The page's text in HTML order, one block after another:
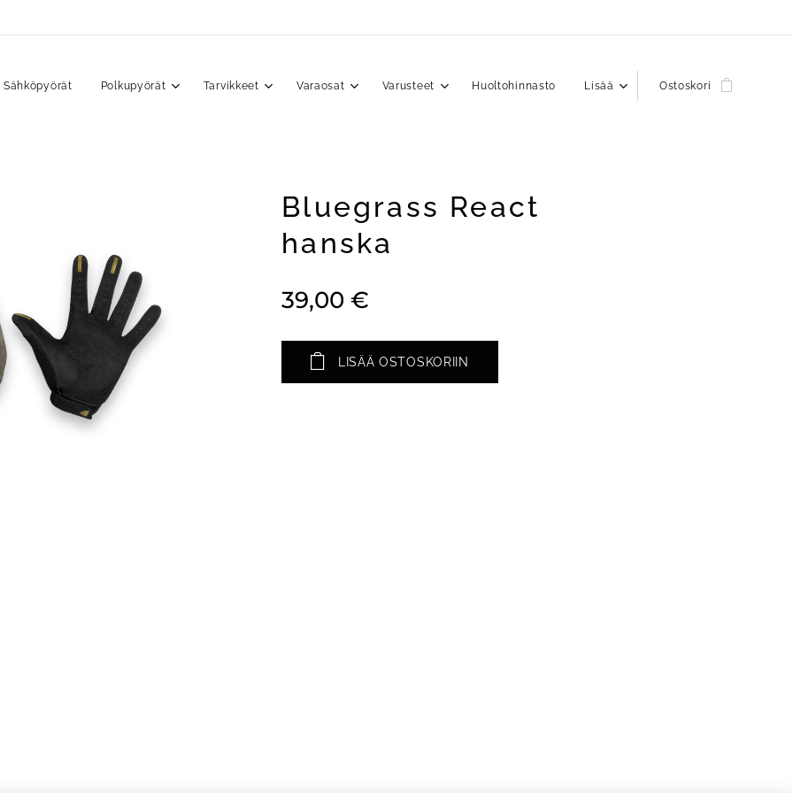
Sähköpyörät Polkupyörät Tarvikkeet Varaosat Varusteet Huoltohinnasto Lisää Ostoskori
Bluegrass React
hanska
39,00 €
LISÄÄ OSTOSKORIIN